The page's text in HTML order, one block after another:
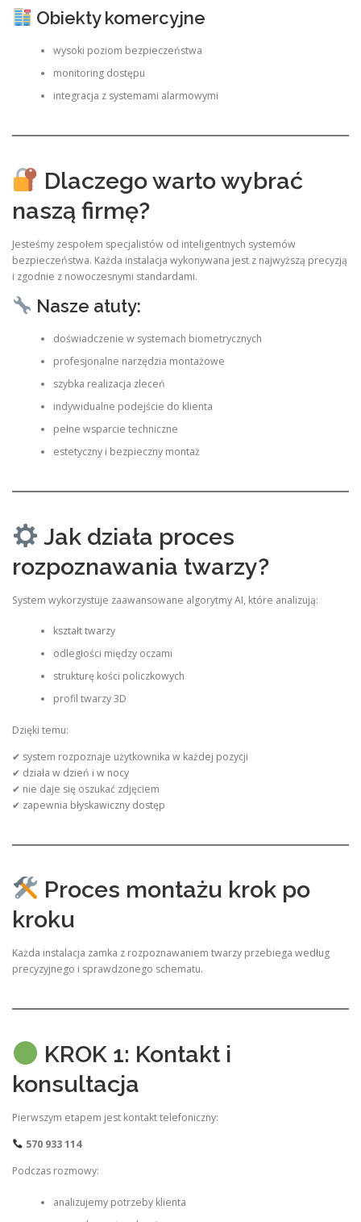
Obiekty komercyjne
wysoki poziom bezpieczeństwa
monitoring dostępu
integracja z systemami alarmowymi
Dlaczego warto wybrać
naszą firmę?
Jesteśmy zespołem specjalistów od inteligentnych systemów
bezpieczeństwa. Każda instalacja wykonywana jest z najwyższą precyzją
i zgodnie z nowoczesnymi standardami.
Nasze atuty:
doświadczenie w systemach biometrycznych
profesjonalne narzędzia montażowe
szybka realizacja zleceń
indywidualne podejście do klienta
pełne wsparcie techniczne
estetyczny i bezpieczny montaż
Jak działa proces
rozpoznawania twarzy?
System wykorzystuje zaawansowane algorytmy AI, które analizują:
kształt twarzy
odległości między oczami
strukturę kości policzkowych
profil twarzy 3D
Dzięki temu:
✔ system rozpoznaje użytkownika w każdej pozycji
✔ działa w dzień i w nocy
✔ nie daje się oszukać zdjęciem
✔ zapewnia błyskawiczny dostęp
Proces montażu krok po
kroku
Każda instalacja zamka z rozpoznawaniem twarzy przebiega według
precyzyjnego i sprawdzonego schematu.
KROK 1: Kontakt i
konsultacja
Pierwszym etapem jest kontakt telefoniczny:
570 933 114
Podczas rozmowy:
analizujemy potrzeby klienta